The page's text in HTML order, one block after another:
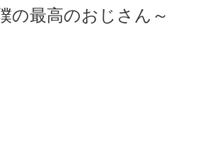
の最高のおじさん～